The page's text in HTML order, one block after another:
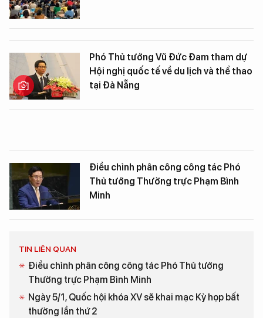
Phó Thủ tướng Vũ Đức Đam tham dự
Hội nghị quốc tế về du lịch và thể thao
tại Đà Nẵng
Điều chỉnh phân công công tác Phó
Thủ tướng Thường trực Phạm Bình
Minh
TIN LIÊN QUAN
Điều chỉnh phân công công tác Phó Thủ tướng
Thường trực Phạm Bình Minh
Ngày 5/1, Quốc hội khóa XV sẽ khai mạc Kỳ họp bất
thường lần thứ 2